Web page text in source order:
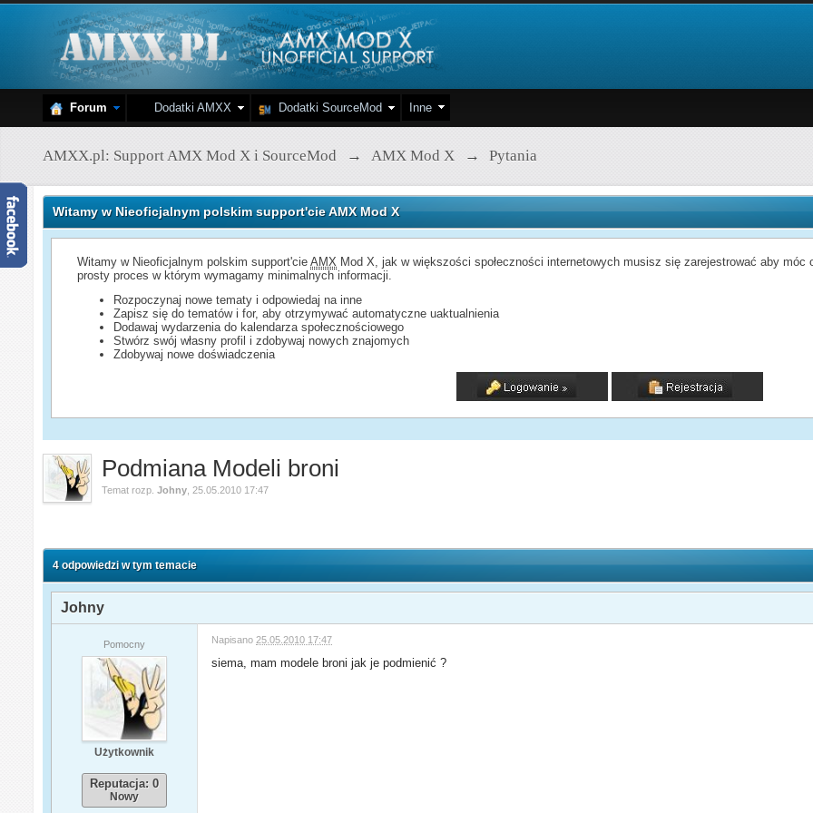
Forum Dodatki AMXX Dodatki SourceMod Inne
AMXX.pl: Support AMX Mod X i SourceMod → AMX Mod X → Pytania
Witamy w Nieoficjalnym polskim support'cie AMX Mod X
Witamy w Nieoficjalnym polskim support'cieAMX Mod X, jak w większości społeczności internetowych musisz się zarejestrować aby
prosty proces w którym wymagamy minimalnych informacji.
Rozpoczynaj nowe tematy i odpowiedaj na inne
Zapisz się do tematów i for, aby otrzymywać automatyczne uaktualnienia
Dodawaj wydarzenia do kalendarza społecznościowego
Stwórz swój własny profil i zdobywaj nowych znajomych
Zdobywaj nowe doświadczenia
Podmiana Modeli broni
Temat rozp.Johny 25.05.2010 17:47
4 odpowiedzi w tym temacie
Johny
Pomocny
Użytkownik
Reputacja: 0
Nowy
Napisano 25.05.2010 17:47
siema, mam modele broni jak je podmienić ?